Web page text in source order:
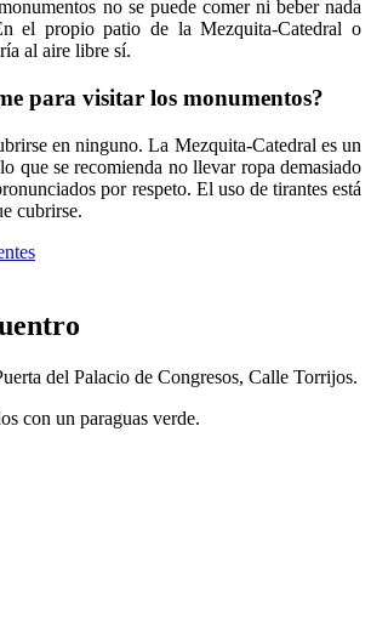
no se puede comer ni beber nada
el propio patio de la Mezquita-Catedral o
al aire libre sí.
para visitar los monumentos?
en ninguno. La Mezquita-Catedral es un
que se recomienda no llevar ropa demasiado
por respeto. El uso de tirantes está
cubrirse.
del Palacio de Congresos, Calle Torrijos.
con un paraguas verde.